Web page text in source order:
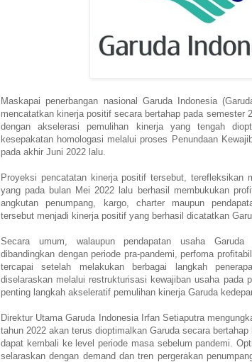
Maskapai penerbangan nasional Garuda Indonesia
mencatatkan kinerja positif secara bertahap pada semester
dengan akselerasi pemulihan kinerja yang tengah
kesepakatan homologasi melalui proses Penundaan
pada akhir Juni 2022 lalu.
Proyeksi pencatatan kinerja positif tersebut, terefleksikan
yang pada bulan Mei 2022 lalu berhasil membukukan
angkutan penumpang, kargo, charter maupun
tersebut menjadi kinerja positif yang berhasil dicatatkan
Secara umum, walaupun pendapatan usaha
dibandingkan dengan periode pra-pandemi, perfoma
tercapai setelah melakukan berbagai langkah
diselaraskan melalui restrukturisasi kewajiban usaha pada
penting langkah akseleratif pemulihan kinerja Garuda
Direktur Utama Garuda Indonesia Irfan Setiaputra
tahun 2022 akan terus dioptimalkan Garuda secara
dapat kembali ke level periode masa sebelum pandemi.
selaraskan dengan demand dan tren pergerakan